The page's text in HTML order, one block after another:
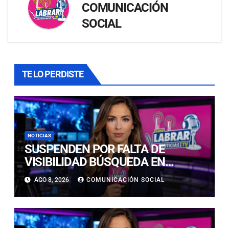
COMUNICACIÓN
SOCIAL
TE LO PERDISTE
NOTICIAS
SUSPENDEN POR FALTA DE
VISIBILIDAD BÚSQUEDA EN
CALDERILLA: OPERATIVO SE
RETOMARÁ ESTE DOMINGO
AGO 8, 2026 COMUNICACIÓN SOCIAL